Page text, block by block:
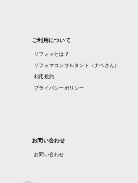
ご利用について
リフォマとは？
リフォマコンサルタント（ナベさん）
利用規約
プライバシーポリシー
お問い合わせ
お問い合わせ